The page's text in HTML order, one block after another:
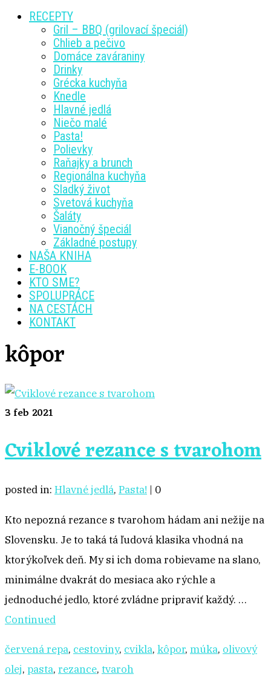
RECEPTY
Gril – BBQ (grilovací špeciál)
Chlieb a pečivo
Domáce zaváraniny
Drinky
Grécka kuchyňa
Knedle
Hlavné jedlá
Niečo malé
Pasta!
Polievky
Raňajky a brunch
Regionálna kuchyňa
Sladký život
Svetová kuchyňa
Šaláty
Vianočný špeciál
Základné postupy
NAŠA KNIHA
E-BOOK
KTO SME?
SPOLUPRÁCE
NA CESTÁCH
KONTAKT
kôpor
3 feb 2021
Cviklové rezance s tvarohom
posted in: Hlavné jedlá, Pasta! | 0
Kto nepozná rezance s tvarohom hádam ani nežije na
Slovensku. Je to taká tá ľudová klasika vhodná na
ktorýkoľvek deň. My si ich doma robievame na slano,
minimálne dvakrát do mesiaca ako rýchle a
jednoduché jedlo, ktoré zvládne pripraviť každý. …
Continued
červená repa, cestoviny, cvikla, kôpor, múka, olivový
olej, pasta, rezance, tvaroh